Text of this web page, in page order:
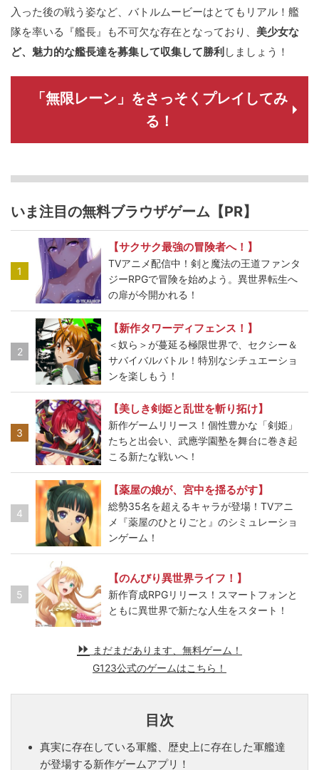
入った後の戦う姿など、バトルムービーはとてもリアル！艦
隊を率いる『艦長』も不可欠な存在となっており、 美少女な
ど、魅力的な艦長達を募集して収集して勝利しましょう！
「無限レーン」をさっそくプレイしてみ
る！
いま注目の無料ブラウザゲーム【PR】
1
【サクサク最強の冒険者へ！】
TVアニメ配信中！剣と魔法の王道ファンタ
ジーRPGで冒険を始めよう。異世界転生へ
の扉が今開かれる！
2
【新作タワーディフェンス！】
＜奴ら＞が蔓延る極限世界で、セクシー＆
サバイバルバトル！特別なシチュエーショ
ンを楽しもう！
3
【美しき剣姫と乱世を斬り拓け】
新作ゲームリリース！個性豊かな「剣姫」
たちと出会い、武應学園塾を舞台に巻き起
こる新たな戦いへ！
4
【薬屋の娘が、宮中を揺るがす】
総勢35名を超えるキャラが登場！TVアニ
メ『薬屋のひとりごと』のシミュレーショ
ンゲーム！
5
【のんびり異世界ライフ！】
新作育成RPGリリース！スマートフォンと
ともに異世界で新たな人生をスタート！
まだまだあります、無料ゲーム！
G123公式のゲームはこちら！
目次
真実に存在している軍艦、歴史上に存在した軍艦達
が登場する新作ゲームアプリ！